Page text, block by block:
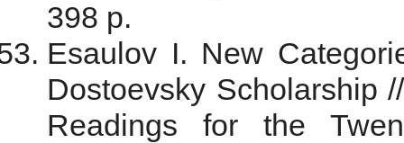
398 p.
Esaulov I. New
Dostoevsky Scholarship //
Readings for the